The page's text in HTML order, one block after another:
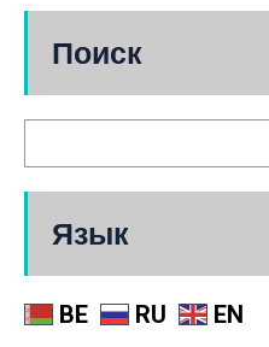
Поиск
Язык
BE RU EN